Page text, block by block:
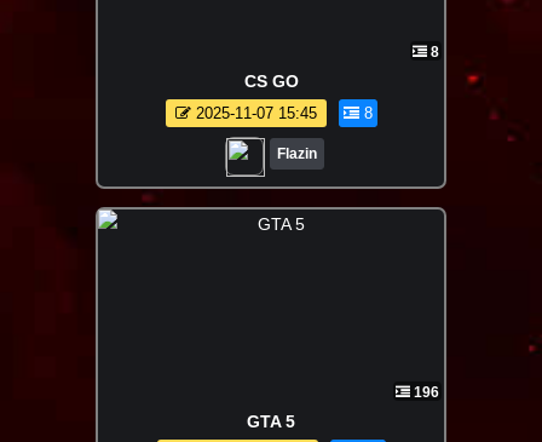
8
CS GO
2025-11-07 15:45 8
Flazin
196
GTA 5